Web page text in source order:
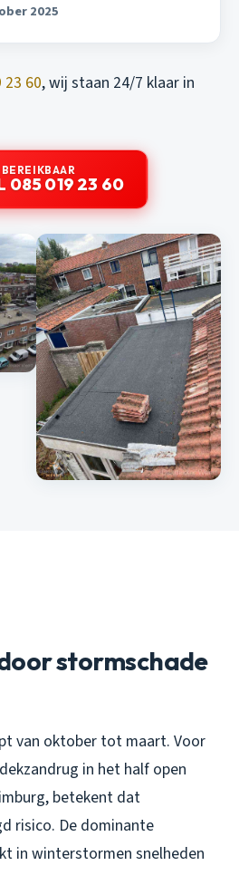
2025
23 60, wij staan 24/7 klaar in
085 019 23 60
stormschade
van oktober tot maart. Voor
in het half open
betekent dat
risico. De dominante
in winterstormen snelheden